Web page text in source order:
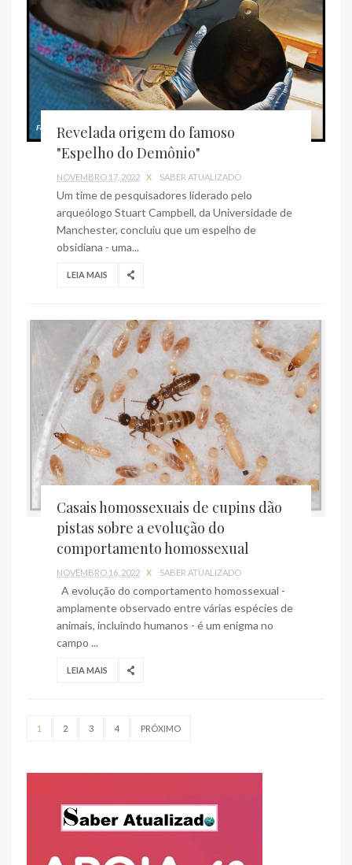
Revelada origem do famoso
"Espelho do Demônio"
NOVEMBRO 17, 2022 X SABER ATUALIZADO
Um time de pesquisadores liderado pelo
arqueólogo Stuart Campbell, da Universidade de
Manchester, concluiu que um espelho de
obsidiana - uma...
LEIA MAIS
Casais homossexuais de cupins dão
pistas sobre a evolução do
comportamento homossexual
NOVEMBRO 16, 2022 X SABER ATUALIZADO
A evolução do comportamento homossexual -
amplamente observado entre várias espécies de
animais, incluindo humanos - é um enigma no
campo ...
LEIA MAIS
1 2 3 4 PRÓXIMO